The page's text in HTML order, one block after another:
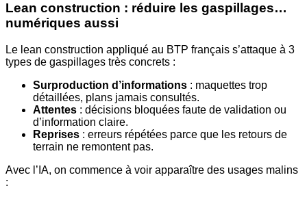
Lean construction : réduire les gaspillages…
numériques aussi
Le lean construction appliqué au BTP français s’attaque à 3
types de gaspillages très concrets :
Surproduction d’informations : maquettes trop
détaillées, plans jamais consultés.
Attentes : décisions bloquées faute de validation ou
d’information claire.
Reprises : erreurs répétées parce que les retours de
terrain ne remontent pas.
Avec l’IA, on commence à voir apparaître des usages malins
: